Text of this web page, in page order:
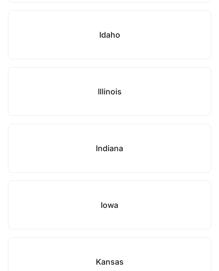
Idaho
Illinois
Indiana
Iowa
Kansas